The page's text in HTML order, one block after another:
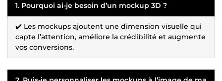
1. Pourquoi ai-je besoin d’un mockup 3D ?
✔️ Les mockups ajoutent une dimension visuelle qui
capte l’attention, améliore la crédibilité et augmente
vos conversions.